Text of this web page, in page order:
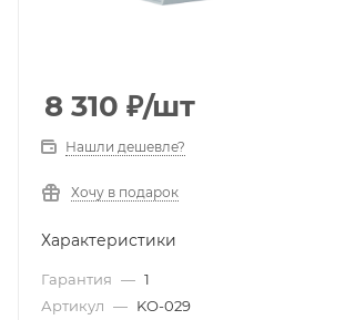
8 310 ₽/шт
Нашли дешевле?
Хочу в подарок
Характеристики
Гарантия — 1
Артикул — KO-029